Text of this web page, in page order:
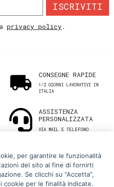
ISCRIVITI
privacy policy.
CONSEGNE RAPIDE
1/2 GIORNI LAVORATIVI IN
ITALIA
ASSISTENZA
PERSONALIZZATA
VIA MAIL E TELEFONO
per garantire le funzionalità
del sito al fine di fornirti
Se clicchi su “Accetta”,
cookie per le finalità indicate.